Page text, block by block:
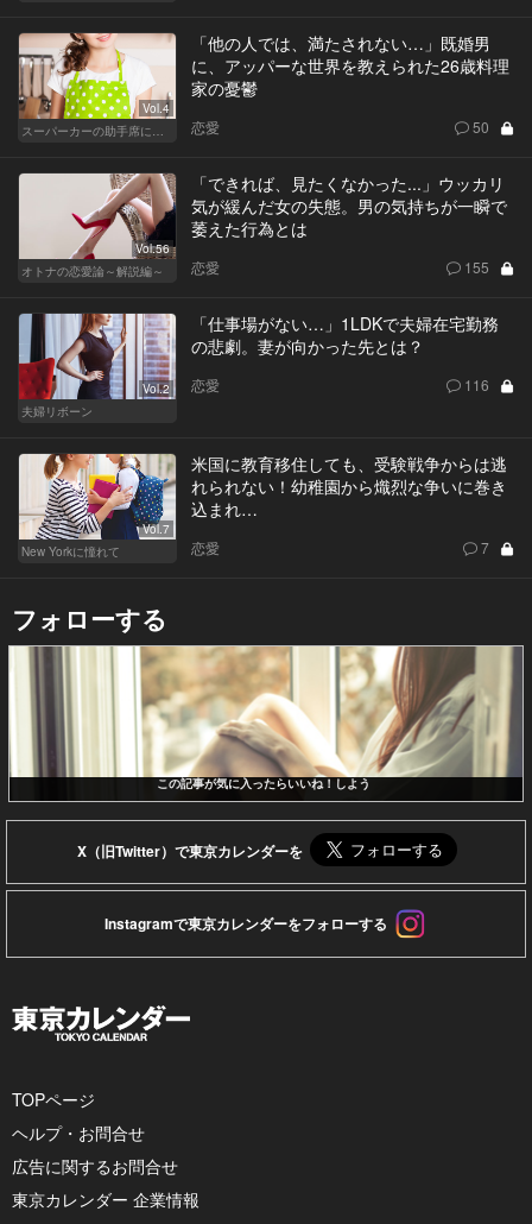
Vol.4
「他の人では、満たされない…」既婚男
に、アッパーな世界を教えられた26歳料理
家の憂鬱
恋愛 50
Vol.56
オトナの恋愛論～解説編～
「できれば、見たくなかった...」ウッカリ
気が緩んだ女の失態。男の気持ちが一瞬で
萎えた行為とは
恋愛 155
Vol.2
夫婦リボーン
「仕事場がない…」1LDKで夫婦在宅勤務
の悲劇。妻が向かった先とは？
恋愛 116
Vol.7
New Yorkに憧れて
米国に教育移住しても、受験戦争からは逃
れられない！幼稚園から熾烈な争いに巻き
込まれ…
恋愛 7
フォローする
この記事が気に入ったらいいね！しよう
X（旧Twitter）で東京カレンダーを
Instagramで東京カレンダーをフォローする
TOPページ
ヘルプ・お問合せ
広告に関するお問合せ
東京カレンダー 企業情報